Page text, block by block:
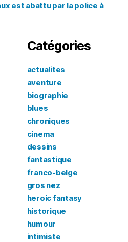
est abattu par la police à
Catégories
actualites
aventure
biographie
blues
chroniques
cinema
dessins
fantastique
franco-belge
gros nez
heroic fantasy
historique
humour
intimiste